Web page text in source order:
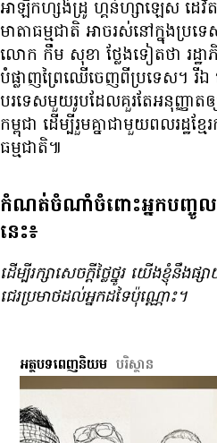
អាឡិកហ្សង់ដ្រូ ហ្គន់ហ្សាឡេស ដេ
មាតា​ធម្មជាតិ អាច​រស់នៅ​ក្នុង​ប្រទ
លោក កឹម សុខា ថ្លែង​ទៀត​ថា រដ្ឋា
បំផ្លាញ​ព្រៃ​ឈើ​ចេញ​ពី​ប្រទេស។ រី
បរទេស​មួយ​រូប​ដែល​គួរ​តែ​អនុញ្ញាត​
កម្ពុជា ដើម្បី​រួម​គ្នា​ជាមួយ​ពលរដ្ឋ​ខ្មែ
ធម្មជាតិ៕
កំណត់ចំណាំចំពោះអ្នកបញ្ចូល
នេះ៖
ដើម្បី​រក្សា​សេចក្ដី​ថ្លៃថ្នូរ យើង​ខ្ញុំ​នឹ
ជេរ​ប្រមាថ​ដល់​អ្នក​ដទៃ​ប៉ុណ្ណោះ។
អត្ថបទពេញនិយម បរិស្ថាន